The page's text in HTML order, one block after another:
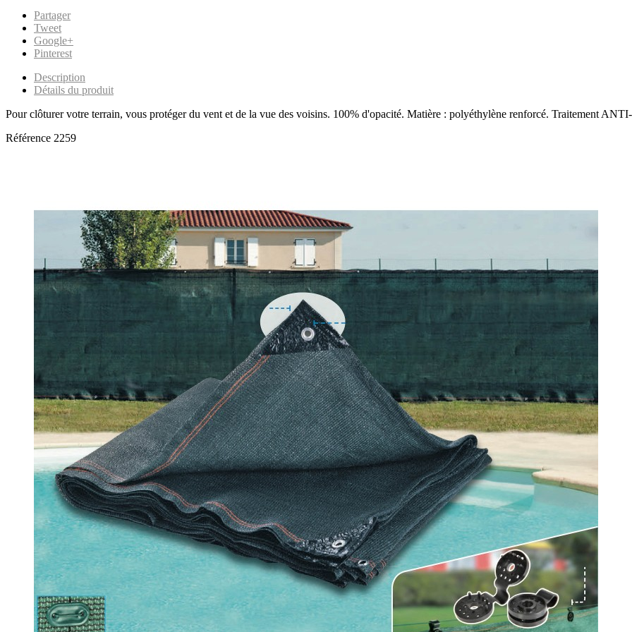
Partager
Tweet
Google+
Pinterest
Description
Détails du produit
Pour clôturer votre terrain, vous protéger du vent et de la vue des voisins. 100% d'opacité. Matière : polyéthylène renforcé. Traitement
Référence 2259